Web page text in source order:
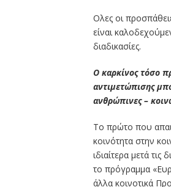
Ολες οι
είναι
διαδικασίες.
Ο καρκίνος τόσο
αντιμετώπισης
ανθρώπινες –
Το πρώτο που
κοινότητα στην
ιδιαίτερα μετά
το πρόγραμμα
άλλα κοινοτικά